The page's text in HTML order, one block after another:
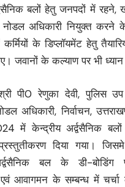
बलों हेतु जनपदों में
अधिकारी नियुक्त करने के
के डिप्लॉयमेंट हेतु
जवानों के कल्याण पर भी ध्यान
पी0 रेणुका देवी, पुलिस उप
अधिकारी, निर्वाचन,
में केन्द्रीय अर्द्वसैनिक
दिया गया।
बल के डी-बोडिंग
आवागमन के सम्बन्ध में चर्चा